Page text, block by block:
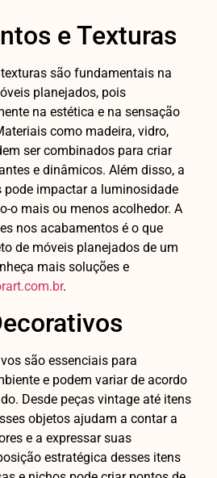
e Texturas
são fundamentais na
planejados, pois
na estética e na sensação
como madeira, vidro,
ser combinados para criar
e dinâmicos. Além disso, a
pode impactar a luminosidade
o mais ou menos acolhedor. A
nos acabamentos é o que
de móveis planejados de um
mais soluções e
.
são essenciais para
e podem variar de acordo
Desde peças vintage até itens
objetos ajudam a contar a
e a expressar suas
estratégica desses itens